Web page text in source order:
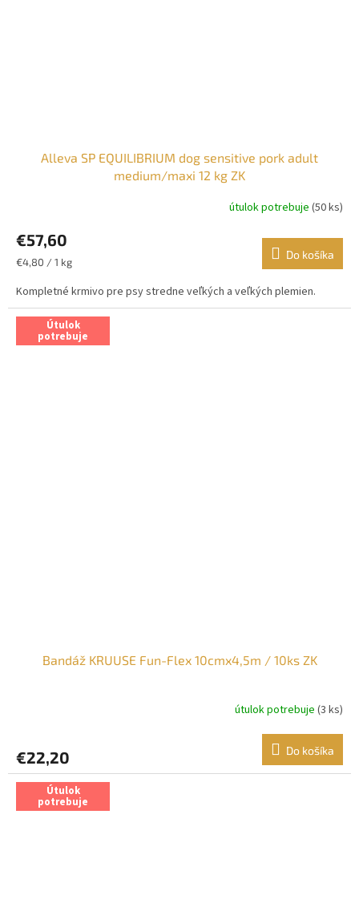
Alleva SP EQUILIBRIUM dog sensitive pork adult
medium/maxi 12 kg ZK
útulok potrebuje (50 ks)
€57,60
Jednotková
€4,80 / 1 kg
Do košíka
Kompletné krmivo pre psy stredne veľkých a veľkých plemien.
Útulok
potrebuje
Bandáž KRUUSE Fun-Flex 10cmx4,5m / 10ks ZK
útulok potrebuje (3 ks)
€22,20 Do košíka
Útulok
potrebuje